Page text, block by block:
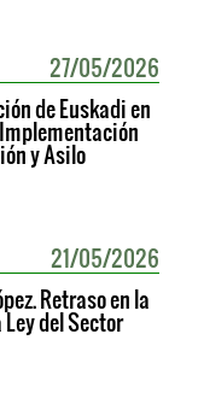
27/05/2026
de Euskadi en
y Asilo
21/05/2026
Retraso en la
del Sector